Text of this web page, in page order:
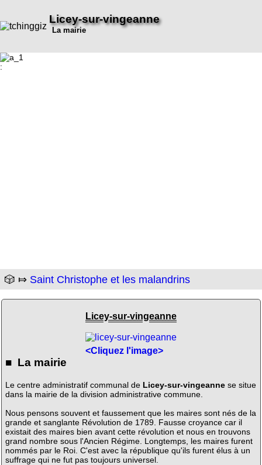
Licey-sur-vingeanne
La mairie
:
🎲 ⤇ Saint Christophe et les malandrins
Licey-sur-vingeanne
<Cliquez l'image>
■ La mairie
Le centre administratif communal de Licey-sur-vingeannese situe
dans la mairie de la division administrative commune.
Nous pensons souvent et faussement que les maires sont nés de la
grande et sanglante Révolution de 1789. Fausse croyance car il
existait des maires bien avant cette révolution et nous en trouvons
grand nombre sous l'Ancien Régime. Longtemps, les maires furent
nommés par le Roi. C'est avec la république qu'ils furent élus à un
suffrage qui ne fut pas toujours universel.